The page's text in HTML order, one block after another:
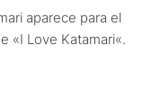
aparece para el
«I Love Katamari«.